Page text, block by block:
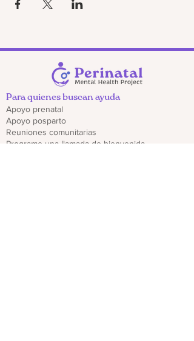
Para quienes buscan ayuda
Apoyo prenatal
Apoyo posparto
Reuniones comunitarias
Programe una llamada de bienvenida